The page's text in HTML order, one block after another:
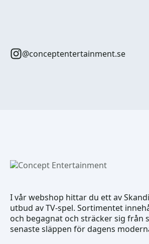
@conceptentertainment.se
I vår webshop hittar du ett av
utbud av TV-spel. Sortimentet
och begagnat och sträcker sig från
senaste släppen för dagens